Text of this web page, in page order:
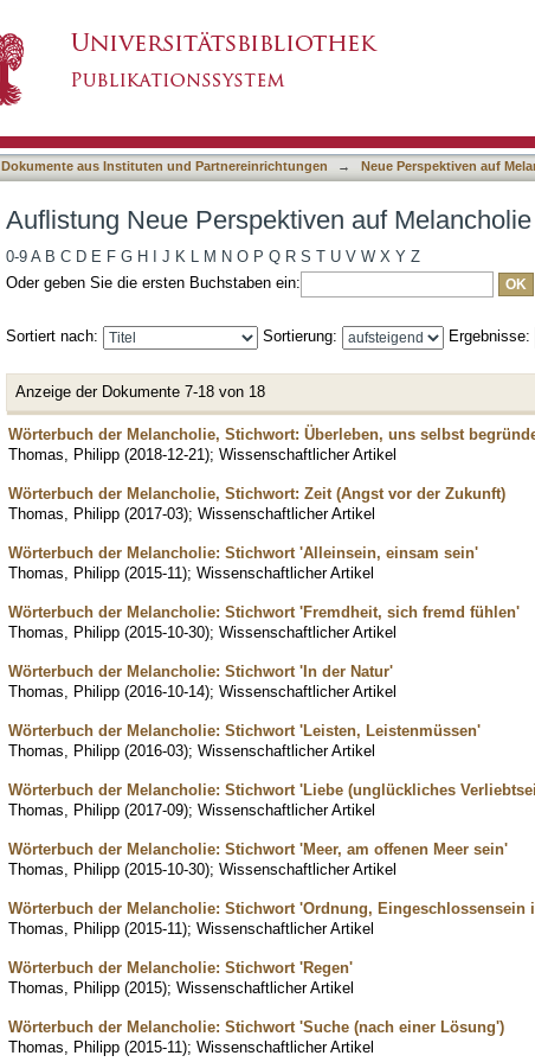
Dokumente aus Instituten und Partnereinrichtungen → Neue Perspektiven auf
Auflistung Neue Perspektiven auf
0-9 A B C D E F G H J K L M N O P Q R S T U V W X Y Z
Oder geben Sie die ersten Buchstaben ein:
Sortiert nach: Sortierung: Ergebnisse:
Anzeige der Dokumente 7-18 von 18
Wörterbuch der Melancholie, Stichwort: Überleben, uns selbst
Thomas, Philipp (2018-12-21); Wissenschaftlicher Artikel
Wörterbuch der Melancholie, Stichwort: Zeit (Angst vor der Zukunft)
Thomas, Philipp (2017-03); Wissenschaftlicher Artikel
Wörterbuch der Melancholie: Stichwort 'Alleinsein, einsam sein'
Thomas, Philipp (2015-11); Wissenschaftlicher Artikel
Wörterbuch der Melancholie: Stichwort 'Fremdheit, sich fremd fühlen'
Thomas, Philipp (2015-10-30); Wissenschaftlicher Artikel
Wörterbuch der Melancholie: Stichwort 'In der Natur'
Thomas, Philipp (2016-10-14); Wissenschaftlicher Artikel
Wörterbuch der Melancholie: Stichwort 'Leisten, Leistenmüssen'
Thomas, Philipp (2016-03); Wissenschaftlicher Artikel
Wörterbuch der Melancholie: Stichwort 'Liebe (unglückliches
Thomas, Philipp (2017-09); Wissenschaftlicher Artikel
Wörterbuch der Melancholie: Stichwort 'Meer, am offenen Meer sein'
Thomas, Philipp (2015-10-30); Wissenschaftlicher Artikel
Wörterbuch der Melancholie: Stichwort 'Ordnung, Eingeschlossensein
Thomas, Philipp (2015-11); Wissenschaftlicher Artikel
Wörterbuch der Melancholie: Stichwort 'Regen'
Thomas, Philipp (2015); Wissenschaftlicher Artikel
Wörterbuch der Melancholie: Stichwort 'Suche (nach einer Lösung')
Thomas, Philipp (2015-11); Wissenschaftlicher Artikel